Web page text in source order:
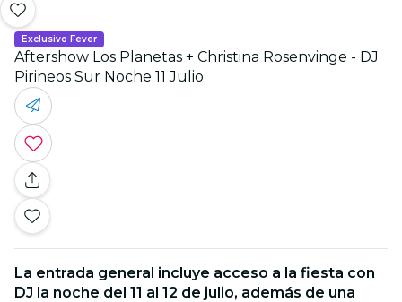
Exclusivo Fever
Aftershow Los Planetas + Christina Rosenvinge - DJ
Pirineos Sur Noche 11 Julio
La entrada general incluye acceso a la fiesta con
DJ la noche del 11 al 12 de julio, además de una